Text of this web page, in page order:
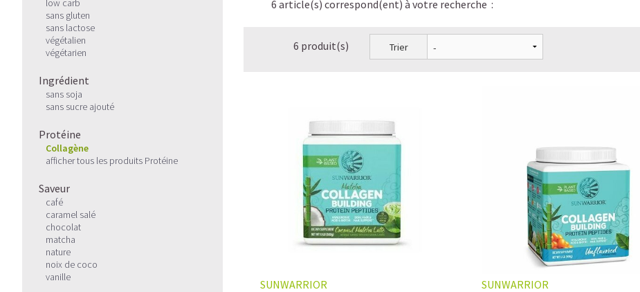
sans gluten
sans lactose
végétalien
végétarien
Ingrédient
sans soja
sans sucre ajouté
Protéine
Collagène
afficher tous les produits Protéine
Saveur
café
caramel salé
chocolat
matcha
nature
noix de coco
vanille
Les bienfaits méconnus du Collagène
Collagène végétal VS Collagène animal : quelle
Dois-je ingérer du Collagène pour augmenter
Comment le Collagène est utilisé par le corps?
Les fibroblastes, de véritables usines à Collagène
Quelle est la différence entre le collagène et le
6 article(s) correspond(ent) à votre recherche :
6 produit(s) Trier
SUNWARRIOR SUNWARRIOR